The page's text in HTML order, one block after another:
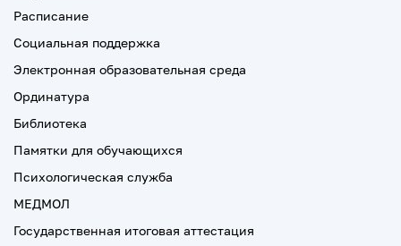
Расписание
Социальная поддержка
Электронная образовательная среда
Ординатура
Библиотека
Памятки для обучающихся
Психологическая служба
МЕДМОЛ
Государственная итоговая аттестация